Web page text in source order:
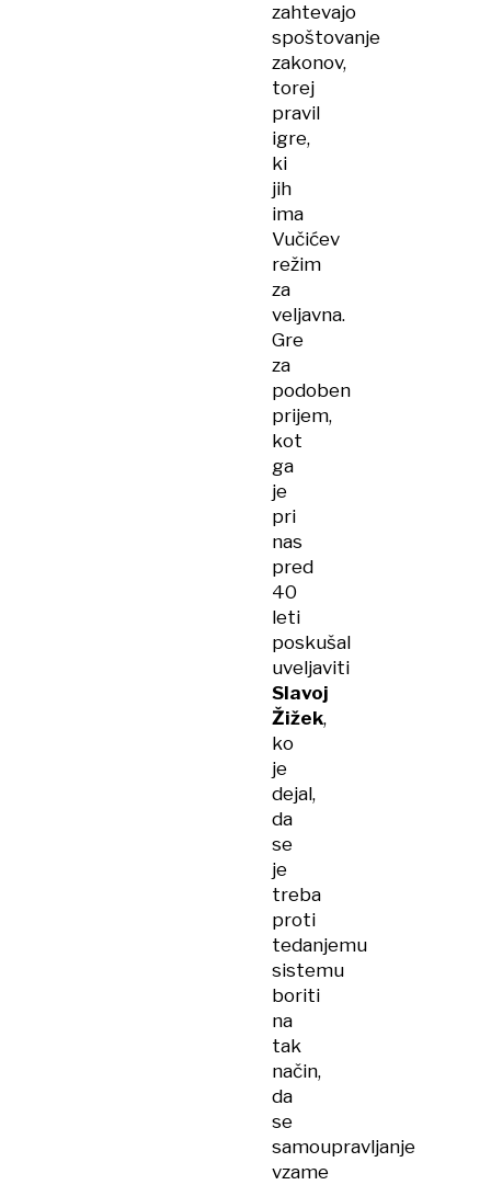
zahtevajo
spoštovanje
zakonov,
torej
pravil
igre,
ki
jih
ima
Vučićev
režim
za
veljavna.
Gre
za
podoben
prijem,
kot
ga
je
pri
nas
pred
40
leti
poskušal
uveljaviti
Slavoj
Žižek,
ko
je
dejal,
da
se
je
treba
proti
tedanjemu
sistemu
boriti
na
tak
način,
da
se
samoupravljanje
vzame